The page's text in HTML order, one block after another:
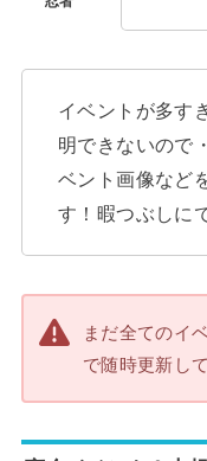
イベントが多す
明できないので
ベント画像など
す！暇つぶしに
まだ全てのイ
で随時更新し